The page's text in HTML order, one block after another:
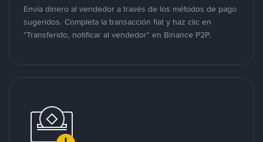
Envía dinero al vendedor a través de los métodos de pago
sugeridos. Completa la transacción fiat y haz clic en
"Transferido, notificar al vendedor" en Binance P2P.